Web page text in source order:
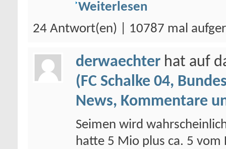
Weiterlesen
24 Antwort(en) | 10787 mal
derwaechter hat auf
(FC Schalke 04,
News, Kommentare
Seimen wird
hatte 5 Mio plus ca. 5